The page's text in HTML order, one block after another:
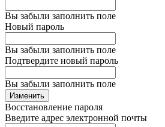
Вы забыли заполнить поле
Новый пароль
Вы забыли заполнить поле
Подтвердите новый пароль
Вы забыли заполнить поле
Изменить
Восстановление пароля
Введите адрес электронной почты